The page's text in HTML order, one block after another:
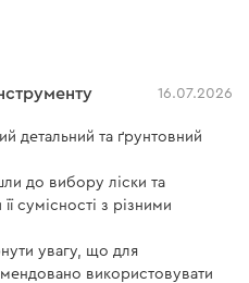
16.07.2026
детальний та ґрунтовний
до вибору ліски та
сумісності з різними
увагу, що для
використовувати